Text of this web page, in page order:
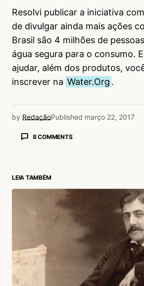
Resolvi publicar a iniciativa
de divulgar ainda mais ações
Brasil são 4 milhões de
água segura para o consumo.
ajudar, além dos produtos,
inscrever na Water.Org .
by RedaçãoPublished março 22, 2017
8 COMMENTS
Deus me livre. Passei uns
existe água e outros falta.
Acesse para responder
Teca Benevides
28/03/2017 às 9:18 AM
Água é vidaaaa ja mais
LEIA TAMBÉM